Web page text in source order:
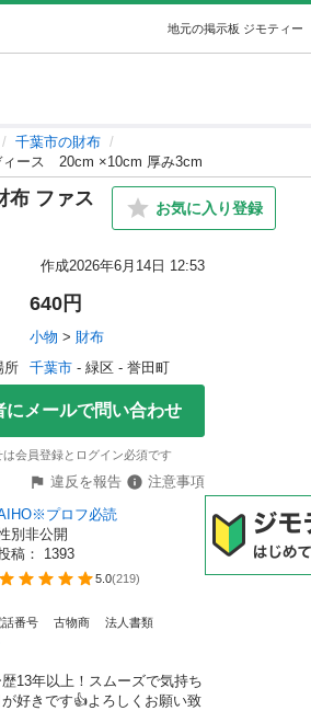
地元の掲示板 ジモティー
千葉市の財布
ース 20cm ×10cm 厚み3cm
布 ファス
お気に入り登録
作成2026年6月14日 12:53
640円
小物 > 財布
所
千葉市 - 緑区 - 誉田町
にメールで問い合わせ
会員登録とログイン必須です
違反を報告
注意事項
プロフ必読
別非公開
稿： 1393
5.0(219)
話番号 古物商 法人書類
13年以上！スムーズで気持ち
好きです👍よろしくお願い致